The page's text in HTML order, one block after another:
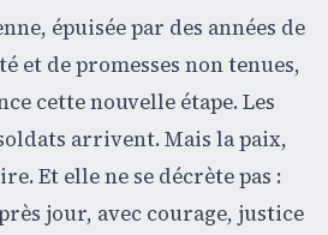
épuisée par des années de
et de promesses non tenues,
cette nouvelle étape. Les
arrivent. Mais la paix,
Et elle ne se décrète pas :
jour, avec courage, justice